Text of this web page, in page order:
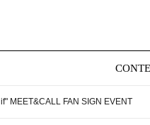
MEET&CALL FAN SIGN EVENT